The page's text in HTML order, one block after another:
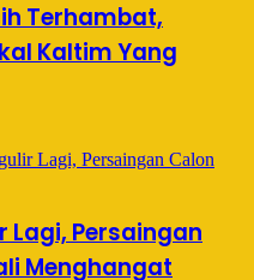
Terhambat,
Kaltim Yang
Lagi, Persaingan
Menghangat